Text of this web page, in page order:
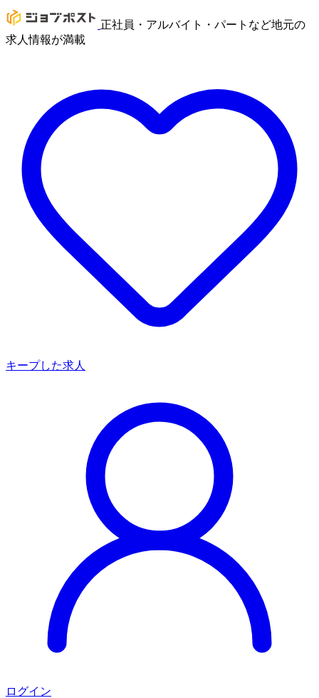
正社員・アルバイト・パートなど地元の
求人情報が満載
キープした求人
ログイン